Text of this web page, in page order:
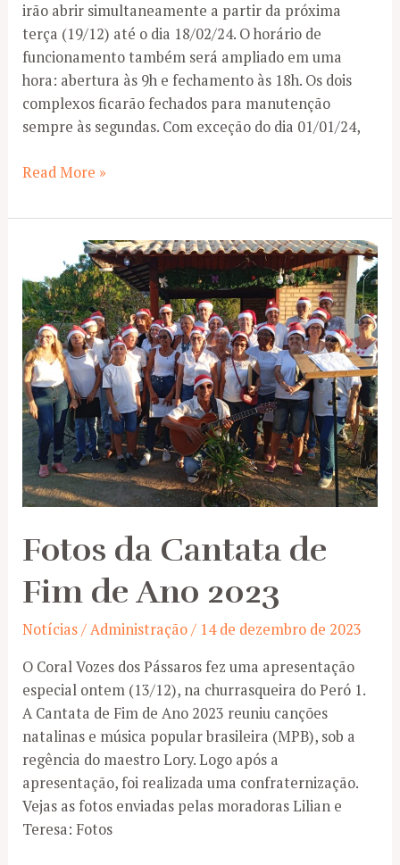
irão abrir simultaneamente a partir da próxima
terça (19/12) até o dia 18/02/24. O horário de
funcionamento também será ampliado em uma
hora: abertura às 9h e fechamento às 18h. Os dois
complexos ficarão fechados para manutenção
sempre às segundas. Com exceção do dia 01/01/24,
Atenção:
nas
partir
de
terça
(19/12)
Read More »
Fotos da Cantata de
Fim de Ano 2023
Notícias/Administração/ 14 de dezembro de 2023
O Coral Vozes dos Pássaros fez uma apresentação
especial ontem (13/12), na churrasqueira do Peró 1.
A Cantata de Fim de Ano 2023 reuniu canções
natalinas e música popular brasileira (MPB), sob a
regência do maestro Lory. Logo após a
apresentação, foi realizada uma confraternização.
Vejas as fotos enviadas pelas moradoras Lilian e
Teresa: Fotos